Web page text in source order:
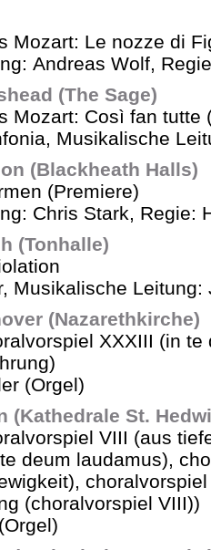
Mozart: Le nozze di
Andreas Wolf,
(The Sage)
Mozart: Così fan tutte
Musikalische
(Blackheath Halls)
(Premiere)
Chris Stark, Regie:
(Tonhalle)
Musikalische Leitung:
(Nazarethkirche)
XXXIII (in te
(Orgel)
(Kathedrale St.
VIII (aus
deum laudamus),
(choralvorspiel VIII))